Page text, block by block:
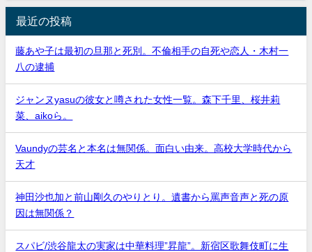
最近の投稿
藤あや子は最初の旦那と死別。不倫相手の自死や恋人・木村一
八の逮捕
ジャンヌyasuの彼女と噂された女性一覧。森下千里、桜井莉
菜、aikoら。
Vaundyの芸名と本名は無関係。面白い由来。高校大学時代から
天才
神田沙也加と前山剛久のやりとり。遺書から罵声音声と死の原
因は無関係？
スパビ/渋谷龍太の実家は中華料理”昇龍”。新宿区歌舞伎町に生